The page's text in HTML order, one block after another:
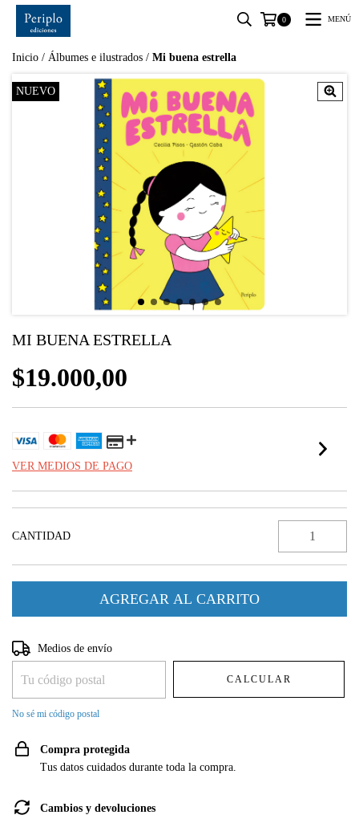
0 MENÚ
Inicio / Álbumes e ilustrados / Mi buena estrella
NUEVO
MI BUENA ESTRELLA
$19.000,00
VER MEDIOS DE PAGO
CANTIDAD
Entregas para el CP:
Medios de envío
CALCULAR
No sé mi código postal
Compra protegida
Tus datos cuidados durante toda la compra.
Cambios y devoluciones